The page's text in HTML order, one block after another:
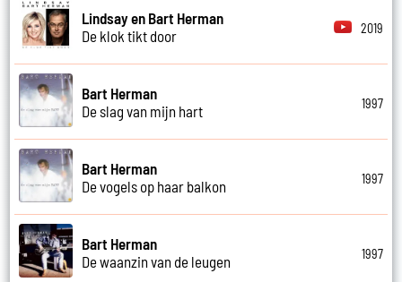
Lindsay en Bart Herman
De klok tikt door
2019
Bart Herman
De slag van mijn hart
1997
Bart Herman
De vogels op haar balkon
1997
Bart Herman
De waanzin van de leugen
1997